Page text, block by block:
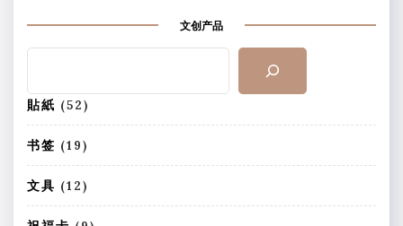
文创产品
貼紙 525
2
个
产
品
书签 191
9
个
产
品
文具 121
2
个